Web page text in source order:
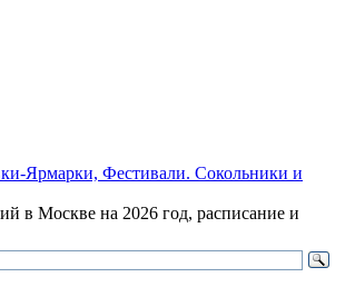
Ярмарки, Фестивали. Сокольники и
в Москве на 2026 год, расписание и